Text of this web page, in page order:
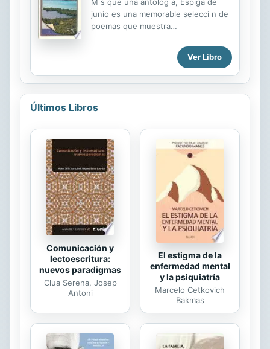
del soneto en nuestra lengua
coincide con los siglos de oro de la
poesía castellana y los nombres de
grandes poetas del Renacimiento, el
Clasicismo y el Barroco. Si bien los...
junio es una memorable selecci n de
poemas que muestra
completo de las facetas l ricas de
Carlos Pellicer (1899-1977). Aspira a
que este recorrido po tico lleve al
lector a conocer el orden luminoso
vivir al poeta del tr pico.
Ver Libro
Últimos Libros
Comunicación y
lectoescritura:
nuevos paradigmas
Clua Serena, Josep
Antoni
El estigma de la
enfermedad mental
y la psiquiatría
Marcelo Cetkovich
Bakmas